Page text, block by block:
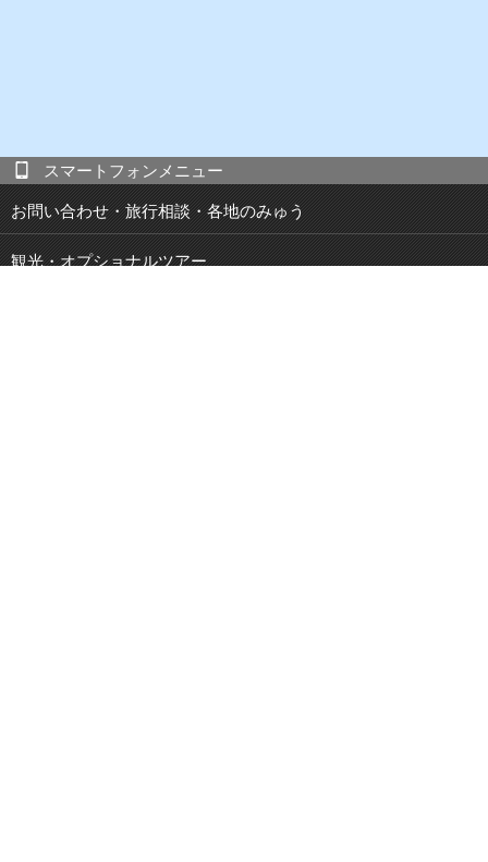
スマートフォンメニュー
お問い合わせ・旅行相談・各地のみゅう
観光・オプショナルツアー